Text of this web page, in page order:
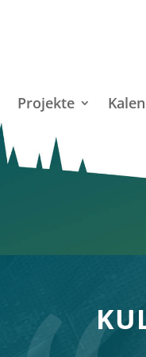
Projekte